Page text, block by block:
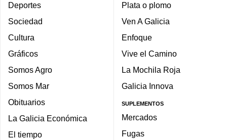
Deportes
Sociedad
Cultura
Gráficos
Somos Agro
Somos Mar
Obituarios
La Galicia Económica
El tiempo
Plata o plomo
Ven A Galicia
Enfoque
Vive el Camino
La Mochila Roja
Galicia Innova
SUPLEMENTOS
Mercados
Fugas